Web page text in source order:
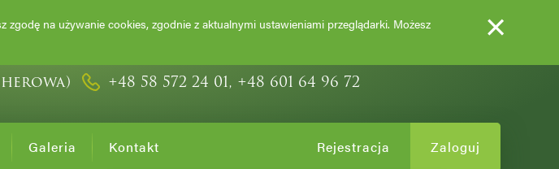
I KRZEWY OZDOBNE
+48 58 572 24 01, +48 601 64 96 72
Galeria Kontakt Zaloguj
Rejestracja
na używanie cookies, zgodnie z aktualnymi ustawieniami przeglądarki. Możesz
×